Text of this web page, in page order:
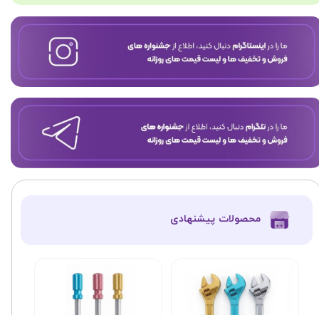
​محصولات پیشنهادی